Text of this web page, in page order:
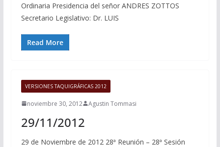
Ordinaria Presidencia del señor ANDRES ZOTTOS
Secretario Legislativo: Dr. LUIS
Read More
VERSIONES TAQUIGRÁFICAS 2012
noviembre 30, 2012 Agustin Tommasi
29/11/2012
29 de Noviembre de 2012 28ª Reunión – 28ª Sesión